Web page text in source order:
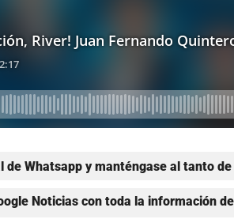
de Whatsapp y manténgase al tanto
Noticias con toda la información